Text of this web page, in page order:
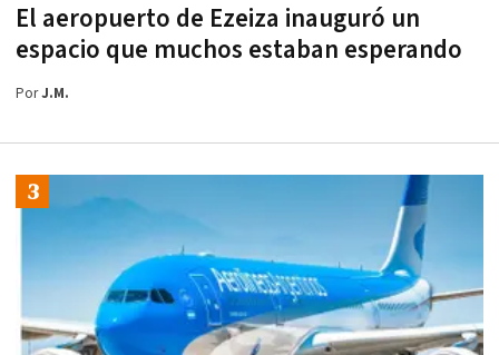
El aeropuerto de Ezeiza inauguró un
espacio que muchos estaban esperando
PorJ.M.